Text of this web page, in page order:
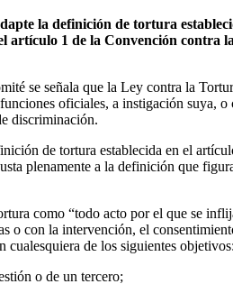
la definición de tortura
artículo 1 de la Convención contra
se señala que la Ley contra la
oficiales, a instigación suya,
discriminación.
de tortura establecida en el
plenamente a la definición que
como “todo acto por el que se
o con la intervención, el
de los siguientes objetivos:
o de un tercero;